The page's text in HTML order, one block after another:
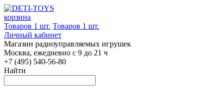
корзина
Товаров 1 шт. Товаров 1 шт.
Личный кабинет
Магазин радиоуправляемых игрушек
Москва, ежедневно с 9 до 21 ч
+7 (495) 540-56-80
Найти